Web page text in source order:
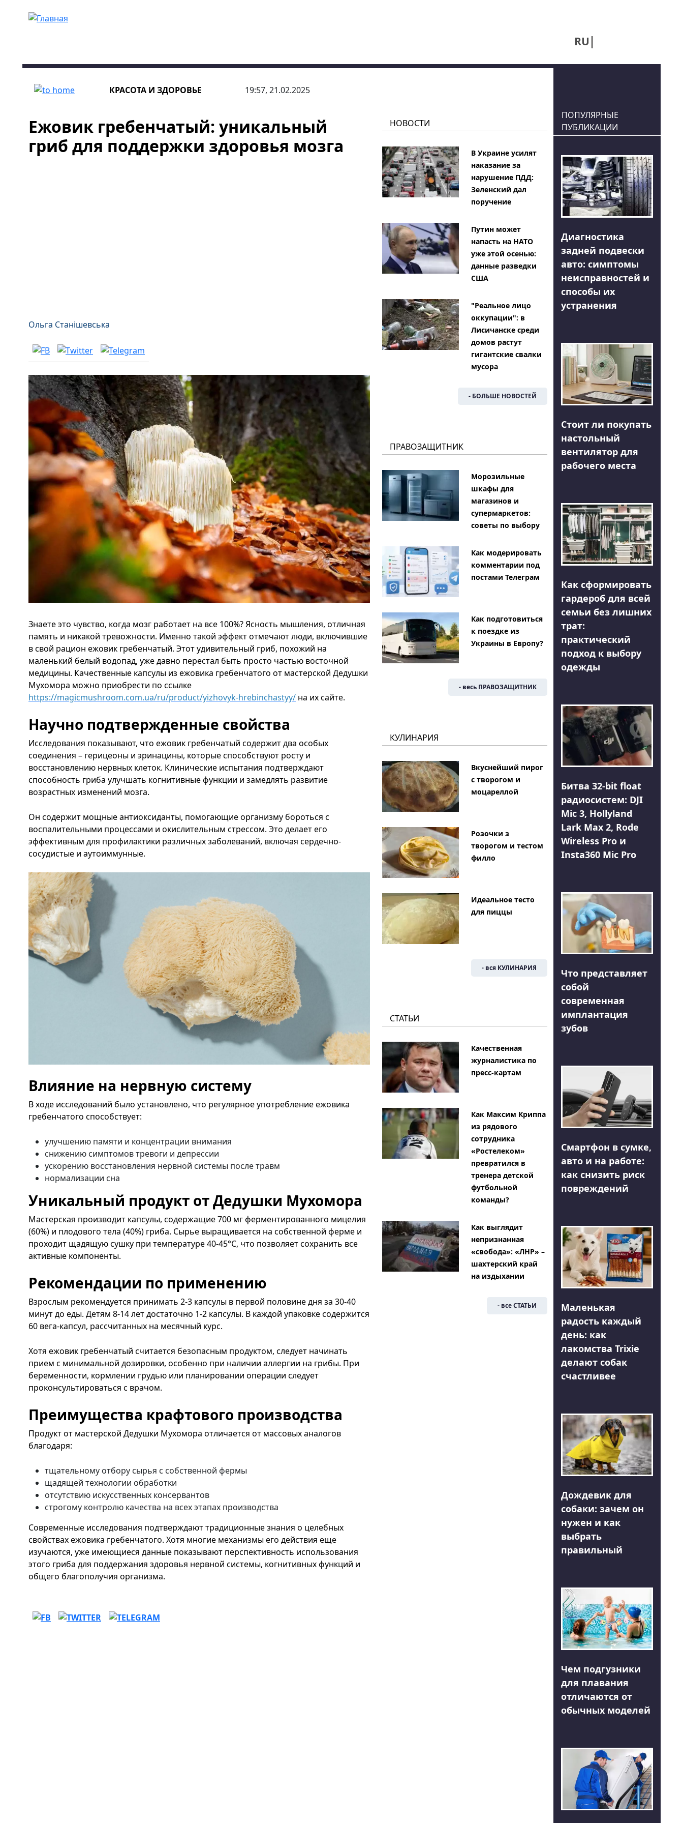
RU
КРАСОТА И ЗДОРОВЬЕ 19:57, 21.02.2025
Ежовик гребенчатый: уникальный
гриб для поддержки здоровья мозга
Ольга Станішевська
Знаете это чувство, когда мозг работает на все 100%? Ясность мышления, отличная
память и никакой тревожности. Именно такой эффект отмечают люди, включившие
в свой рацион ежовик гребенчатый. Этот удивительный гриб, похожий на
маленький белый водопад, уже давно перестал быть просто частью восточной
медицины. Качественные капсулы из ежовика гребенчатого от мастерской Дедушки
Мухомора можно приобрести по ссылке
https://magicmushroom.com.ua/ru/product/yizhovyk-hrebinchastyy/ на их сайте.
Научно подтвержденные свойства
Исследования показывают, что ежовик гребенчатый содержит два особых
соединения – герицеоны и эринацины, которые способствуют росту и
восстановлению нервных клеток. Клинические испытания подтверждают
способность гриба улучшать когнитивные функции и замедлять развитие
возрастных изменений мозга.
Он содержит мощные антиоксиданты, помогающие организму бороться с
воспалительными процессами и окислительным стрессом. Это делает его
эффективным для профилактики различных заболеваний, включая сердечно-
сосудистые и аутоиммунные.
Влияние на нервную систему
В ходе исследований было установлено, что регулярное употребление ежовика
гребенчатого способствует:
улучшению памяти и концентрации внимания
снижению симптомов тревоги и депрессии
ускорению восстановления нервной системы после травм
нормализации сна
Уникальный продукт от Дедушки Мухомора
Мастерская производит капсулы, содержащие 700 мг ферментированного мицелия
(60%) и плодового тела (40%) гриба. Сырье выращивается на собственной ферме и
проходит щадящую сушку при температуре 40-45°C, что позволяет сохранить все
активные компоненты.
Рекомендации по применению
Взрослым рекомендуется принимать 2-3 капсулы в первой половине дня за 30-40
минут до еды. Детям 8-14 лет достаточно 1-2 капсулы. В каждой упаковке содержится
60 вега-капсул, рассчитанных на месячный курс.
Хотя ежовик гребенчатый считается безопасным продуктом, следует начинать
прием с минимальной дозировки, особенно при наличии аллергии на грибы. При
беременности, кормлении грудью или планировании операции следует
проконсультироваться с врачом.
Преимущества крафтового производства
Продукт от мастерской Дедушки Мухомора отличается от массовых аналогов
благодаря:
тщательному отбору сырья с собственной фермы
щадящей технологии обработки
отсутствию искусственных консервантов
строгому контролю качества на всех этапах производства
Современные исследования подтверждают традиционные знания о целебных
свойствах ежовика гребенчатого. Хотя многие механизмы его действия еще
изучаются, уже имеющиеся данные показывают перспективность использования
этого гриба для поддержания здоровья нервной системы, когнитивных функций и
общего благополучия организма.
НОВОСТИ
В Украине усилят
наказание за
нарушение ПДД:
Зеленский дал
поручение
Путин может
напасть на НАТО
уже этой осенью:
данные разведки
США
"Реальное лицо
оккупации": в
Лисичанске среди
домов растут
гигантские свалки
мусора
- БОЛЬШЕ НОВОСТЕЙ
ПРАВОЗАЩИТНИК
Морозильные
шкафы для
магазинов и
супермаркетов:
советы по выбору
Как модерировать
комментарии под
постами Телеграм
Как подготовиться
к поездке из
Украины в Европу?
- весь ПРАВОЗАЩИТНИК
КУЛИНАРИЯ
Вкуснейший пирог
с творогом и
моцареллой
Розочки з
творогом и тестом
филло
Идеальное тесто
для пиццы
- вся КУЛИНАРИЯ
СТАТЬИ
Качественная
журналистика по
пресс-картам
Как Максим Криппа
из рядового
сотрудника
«Ростелеком»
превратился в
тренера детской
футбольной
команды?
Как выглядит
непризнанная
«свобода»: «ЛНР» –
шахтерский край
на издыхании
- все СТАТЬИ
ПОПУЛЯРНЫЕ
ПУБЛИКАЦИИ
Диагностика
задней подвески
авто: симптомы
неисправностей и
способы их
устранения
Стоит ли покупать
настольный
вентилятор для
рабочего места
Как сформировать
гардероб для всей
семьи без лишних
трат:
практический
подход к выбору
одежды
Битва 32-bit float
радиосистем: DJI
Mic 3, Hollyland
Lark Max 2, Rode
Wireless Pro и
Insta360 Mic Pro
Что представляет
собой
современная
имплантация
зубов
Смартфон в сумке,
авто и на работе:
как снизить риск
повреждений
Маленькая
радость каждый
день: как
лакомства Trixie
делают собак
счастливее
Дождевик для
собаки: зачем он
нужен и как
выбрать
правильный
Чем подгузники
для плавания
отличаются от
обычных моделей